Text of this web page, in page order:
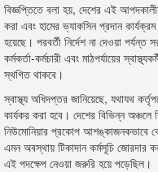
বিজ্ঞপ্তিতে বলা হয়, দেশের এই আপদকালীন
করা এবং হামের ভ্যাকসিন প্রদান
হয়েছে। পরবর্তী নির্দেশ না দেওয়া
কর্মকর্তা-কর্মচারী এবং মাঠপর্যায়ের
স্থগিত থাকবে।
স্বাস্থ্য অধিদপ্তর জানিয়েছে, যথাযথ
কার্যকর করা হবে। দেশের বিভিন্ন
নিউমোনিয়ার প্রকোপ আশঙ্কাজনকভাবে
এমন অবস্থায় টিকাদান কর্মসূচি জোরদার
এই পদক্ষেপ নেওয়া জরুরি হয়ে পড়েছিল।